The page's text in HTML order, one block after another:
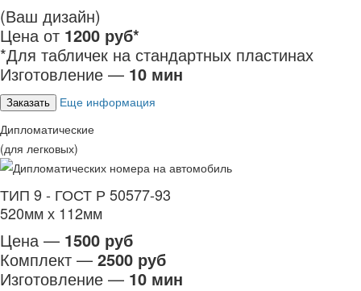
(Ваш дизайн)
Цена от 1200 руб*
*Для табличек на стандартных пластинах
Изготовление — 10 мин
Заказать
Еще информация
Дипломатические
(для легковых)
ТИП 9 - ГОСТ Р 50577-93
520мм х 112мм
Цена — 1500 руб
Комплект — 2500 руб
Изготовление — 10 мин